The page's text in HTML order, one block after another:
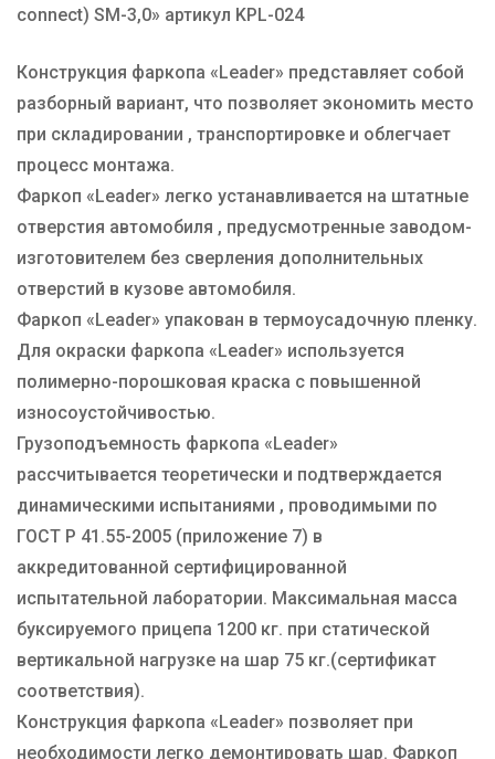
connect) SM-3,0» артикул KPL-024
Конструкция фаркопа «Leader» представляет собой
разборный вариант, что позволяет экономить место
при складировании , транспортировке и облегчает
процесс монтажа.
Фаркоп «Leader» легко устанавливается на штатные
отверстия автомобиля , предусмотренные заводом-
изготовителем без сверления дополнительных
отверстий в кузове автомобиля.
Фаркоп «Leader» упакован в термоусадочную пленку.
Для окраски фаркопа «Leader» используется
полимерно-порошковая краска с повышенной
износоустойчивостью.
Грузоподъемность фаркопа «Leader»
рассчитывается теоретически и подтверждается
динамическими испытаниями , проводимыми по
ГОСТ Р 41.55-2005 (приложение 7) в
аккредитованной сертифицированной
испытательной лаборатории. Максимальная масса
буксируемого прицепа 1200 кг. при статической
вертикальной нагрузке на шар 75 кг.(сертификат
соответствия).
Конструкция фаркопа «Leader» позволяет при
необходимости легко демонтировать шар. Фаркоп